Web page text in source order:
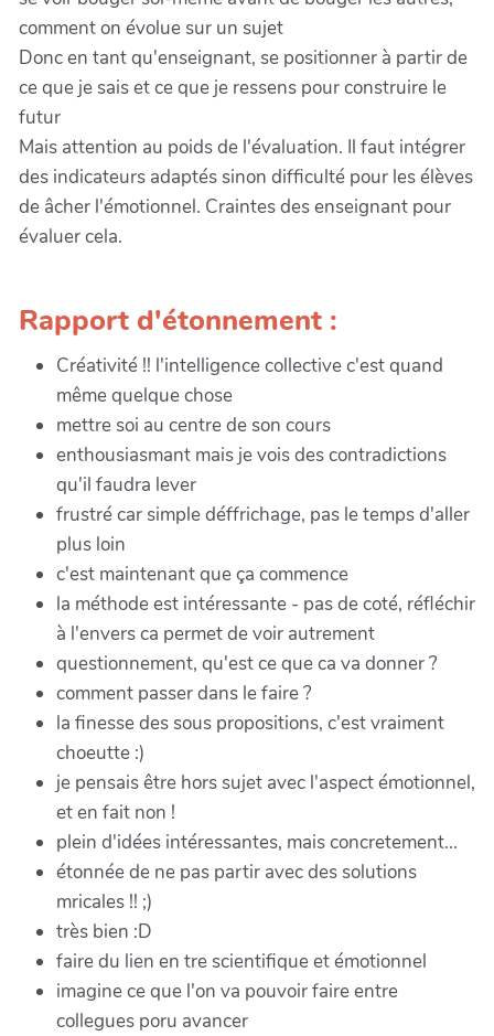
comment on évolue sur un sujet
Donc en tant qu'enseignant, se positionner à partir de
ce que je sais et ce que je ressens pour construire le
futur
Mais attention au poids de l'évaluation. Il faut intégrer
des indicateurs adaptés sinon difficulté pour les élèves
de âcher l'émotionnel. Craintes des enseignant pour
évaluer cela.
Rapport d'étonnement :
Créativité !! l'intelligence collective c'est quand
même quelque chose
mettre soi au centre de son cours
enthousiasmant mais je vois des contradictions
qu'il faudra lever
frustré car simple déffrichage, pas le temps d'aller
plus loin
c'est maintenant que ça commence
la méthode est intéressante - pas de coté, réfléchir
à l'envers ca permet de voir autrement
questionnement, qu'est ce que ca va donner ?
comment passer dans le faire ?
la finesse des sous propositions, c'est vraiment
choeutte :)
je pensais être hors sujet avec l'aspect émotionnel,
et en fait non !
plein d'idées intéressantes, mais concretement...
étonnée de ne pas partir avec des solutions
mricales !! ;)
très bien :D
faire du lien en tre scientifique et émotionnel
imagine ce que l'on va pouvoir faire entre
collegues poru avancer